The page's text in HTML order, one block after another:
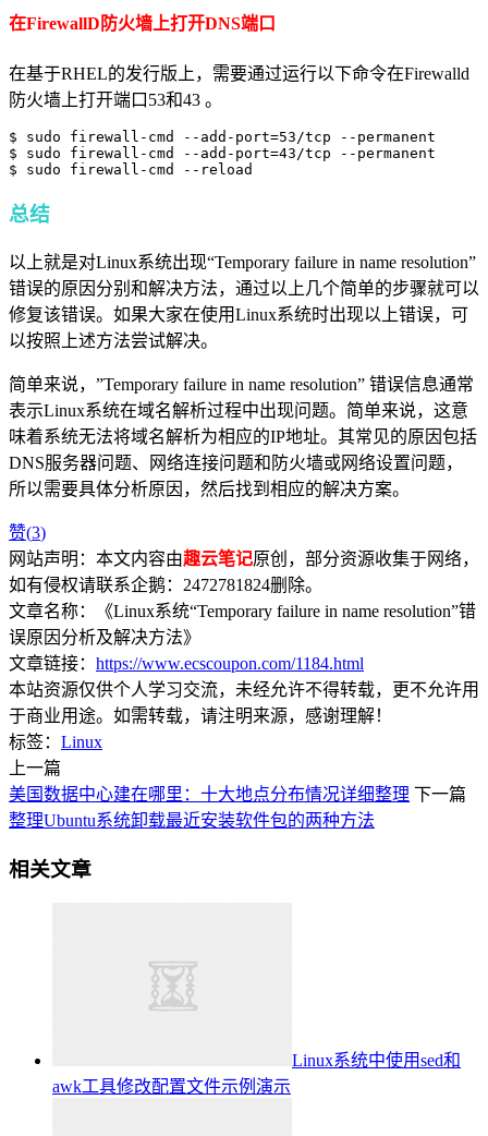
在FirewallD防火墙上打开DNS端口
在基于RHEL的发行版上，需要通过运行以下命令在Firewalld
防火墙上打开端口53和43 。
$ sudo firewall-cmd --add-port=53/tcp --permanent
$ sudo firewall-cmd --add-port=43/tcp --permanent
$ sudo firewall-cmd --reload
总结
以上就是对Linux系统出现“Temporary failure in name resolution”
错误的原因分别和解决方法，通过以上几个简单的步骤就可以
修复该错误。如果大家在使用Linux系统时出现以上错误，可
以按照上述方法尝试解决。
简单来说，”Temporary failure in name resolution” 错误信息通常
表示Linux系统在域名解析过程中出现问题。简单来说，这意
味着系统无法将域名解析为相应的IP地址。其常见的原因包括
DNS服务器问题、网络连接问题和防火墙或网络设置问题，
所以需要具体分析原因，然后找到相应的解决方案。
赞(3)
网站声明：本文内容由趣云笔记原创，部分资源收集于网络，
如有侵权请联系企鹅：2472781824删除。
文章名称：《Linux系统“Temporary failure in name resolution”错
误原因分析及解决方法》
文章链接： https://www.ecscoupon.com/1184.html
本站资源仅供个人学习交流，未经允许不得转载，更不允许用
于商业用途。如需转载，请注明来源，感谢理解！
标签： Linux
上一篇
美国数据中心建在哪里：十大地点分布情况详细整理 下一篇
整理Ubuntu系统卸载最近安装软件包的两种方法
相关文章
Linux系统中使用sed和
awk工具修改配置文件示例演示